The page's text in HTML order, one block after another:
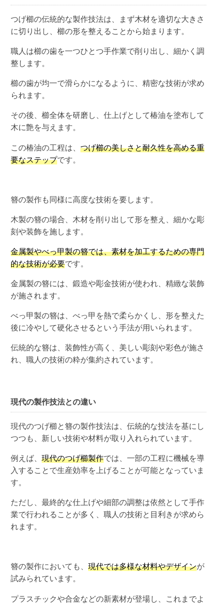
つげ櫛の伝統的な製作技法は、まず木材を適切な大きさ
に切り出し、櫛の形を整えることから始まります。
職人は櫛の歯を一つひとつ手作業で削り出し、細かく調
整します。
櫛の歯が均一で滑らかになるように、精密な技術が求め
られます。
その後、櫛全体を研磨し、仕上げとして椿油を塗布して
木に艶を与えます。
この椿油の工程は、つげ櫛の美しさと耐久性を高める重
要なステップです。
簪の製作も同様に高度な技術を要します。
木製の簪の場合、木材を削り出して形を整え、細かな彫
刻や装飾を施します。
金属製やべっ甲製の簪では、素材を加工するための専門
的な技術が必要です。
金属製の簪には、鍛造や彫金技術が使われ、精緻な装飾
が施されます。
べっ甲製の簪は、べっ甲を熱で柔らかくし、形を整えた
後に冷やして硬化させるという手法が用いられます。
伝統的な簪は、装飾性が高く、美しい彫刻や彩色が施さ
れ、職人の技術の粋が集約されています。
現代の製作技法との違い
現代のつげ櫛と簪の製作技法は、伝統的な技法を基にし
つつも、新しい技術や材料が取り入れられています。
例えば、現代のつげ櫛製作では、一部の工程に機械を導
入することで生産効率を上げることが可能となっていま
す。
ただし、最終的な仕上げや細部の調整は依然として手作
業で行われることが多く、職人の技術と目利きが求めら
れます。
簪の製作においても、現代では多様な材料やデザインが
試みられています。
プラスチックや合金などの新素材が登場し、これまでよ